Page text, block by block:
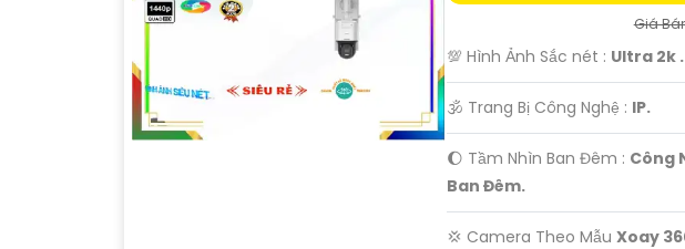
Giá
💯 Hình Ảnh Sắc nét : Ultra 2k .
🕉️ Trang Bị Công Nghệ : IP.
🌔 Tầm Nhìn Ban Đêm : Công
Ban Đêm.
💢 Camera Theo Mẫu Xoay